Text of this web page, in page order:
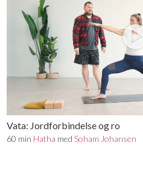
Vata: Jordforbindelse og ro
60 min Hatha med Soham Johansen